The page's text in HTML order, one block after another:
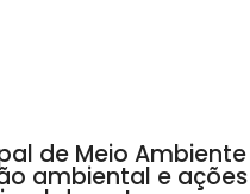
de Meio Ambiente
ambiental e ações